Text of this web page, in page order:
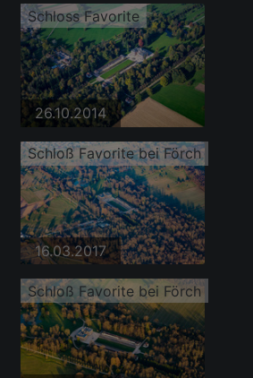
Schloss Favorite
26.10.2014
Schloß Favorite bei Förch
16.03.2017
Schloß Favorite bei Förch